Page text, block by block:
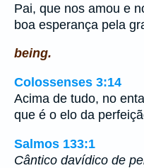
Pai, que nos amou e
boa esperança pela
being.
Colossenses 3:14
Acima de tudo, no
que é o elo da
Salmos 133:1
Cântico davídico de